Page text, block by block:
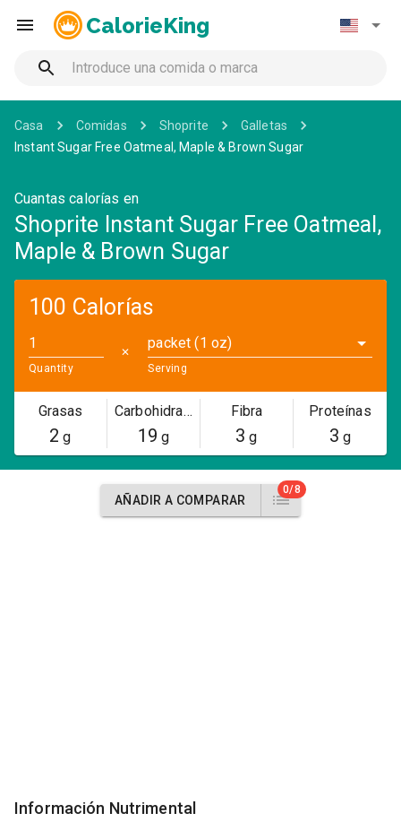
CalorieKing
Casa Comidas Shoprite
Galletas
Instant Sugar Free Oatmeal, Maple & Brown Sugar
Cuantas calorías en
Shoprite Instant Sugar Free Oatmeal,
Maple & Brown Sugar
100 Calorías
Quantity
✕
packet (1 oz)
Serving
Grasas
2 g
Carbohidratos
19 g
Fibra
3 g
Proteínas
3 g
AÑADIR A COMPARAR
0/8
Información Nutrimental